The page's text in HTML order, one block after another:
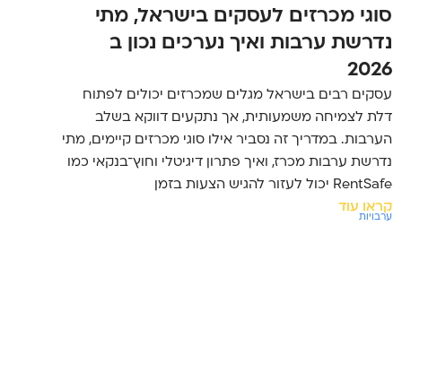
סוגי מכרזים לעסקים בישראל, מתי
נדרשת ערבות ואיך נערכים נכון ב
2026
עסקים רבים בישראל מגלים שמכרזים יכולים לפתוח
דלת לצמיחה משמעותית, אך נתקעים דווקא בשלב
הערבות. במדריך זה נסביר אילו סוגי מכרזים קיימים, מתי
נדרשת ערבות מכרז, ואיך פתרון דיגיטלי וחוץ־בנקאי כמו
RentSafe יכול לעזור להגיש הצעות בזמן
קראו עוד
ערבויות